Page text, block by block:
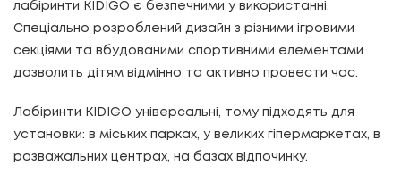
лабіринти KIDIGO є безпечними у використанні.
Спеціально розроблений дизайн з різними ігровими
секціями та вбудованими спортивними елементами
дозволить дітям відмінно та активно провести час.
Лабіринти KIDIGO універсальні, тому підходять для
установки: в міських парках, у великих гіпермаркетах, в
розважальних центрах, на базах відпочинку.